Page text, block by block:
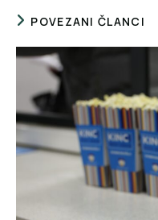
POVEZANI ČLANCI